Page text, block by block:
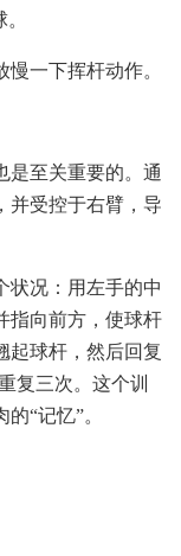
一下挥杆动作。
是至关重要的。通
并受控于右臂，导
状况：用左手的中
指向前方，使球杆
起球杆，然后回复
复三次。这个训
“记忆”。